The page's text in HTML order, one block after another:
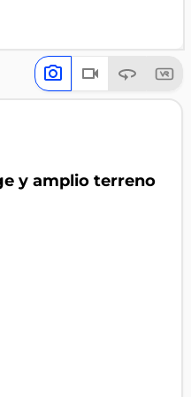
y amplio terreno